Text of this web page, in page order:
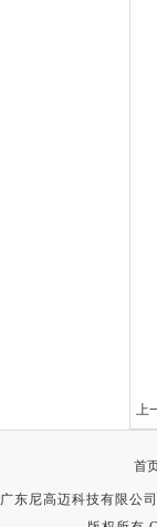
上
首
广东尼高迈科技有限公